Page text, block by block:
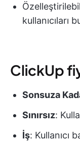
kullanıcıları
ClickUp
Sonsuza
Sınırsız:
İş: Kullanıcı